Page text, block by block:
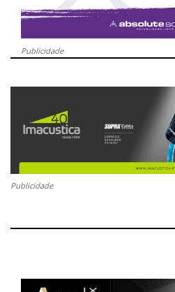
Publicidade
Publicidade